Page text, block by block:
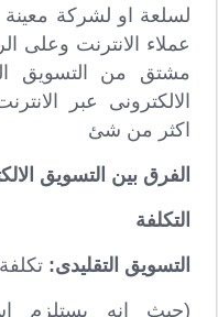
لسلعة او لشركة
عملاء الانترنت وعلى
مشتق من التسويق
الالكترونى عبر
اكثر من شئ
الفرق بين التسويق
التكلفة
التسويق التقليدى:
(حيث انه يستلزم